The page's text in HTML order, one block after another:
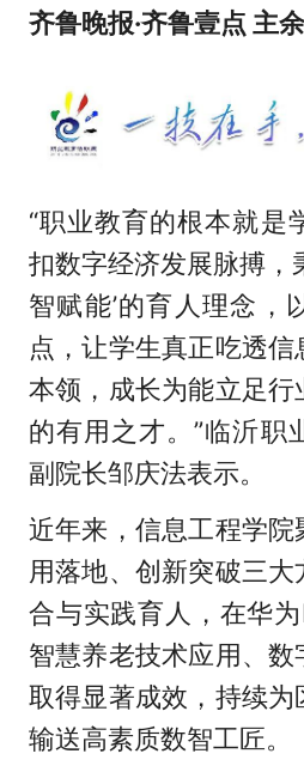
齐鲁晚报·齐鲁壹点 主
“职业教育的根本就是
扣数字经济发展脉搏，
智赋能’的育人理念，
点，让学生真正吃透
本领，成长为能立足
的有用之才。”临沂职
副院长邹庆法表示。
近年来，信息工程学
用落地、创新突破三
合与实践育人，在华
智慧养老技术应用、
取得显著成效，持续
输送高素质数智工匠。